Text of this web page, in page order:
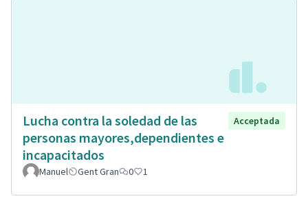
Lucha contra la soledad de las
personas mayores,dependientes e
incapacitados
Acceptada
Manuel Gent Gran 0 1